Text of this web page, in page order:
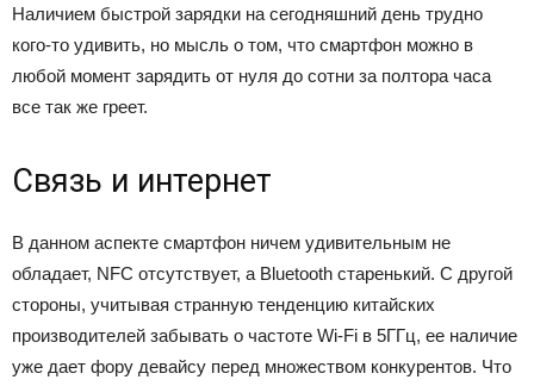
Наличием быстрой зарядки на сегодняшний день трудно
кого-то удивить, но мысль о том, что смартфон можно в
любой момент зарядить от нуля до сотни за полтора часа
все так же греет.
Связь и интернет
В данном аспекте смартфон ничем удивительным не
обладает, NFC отсутствует, а Bluetooth старенький. С другой
стороны, учитывая странную тенденцию китайских
производителей забывать о частоте Wi-Fi в 5ГГц, ее наличие
уже дает фору девайсу перед множеством конкурентов. Что